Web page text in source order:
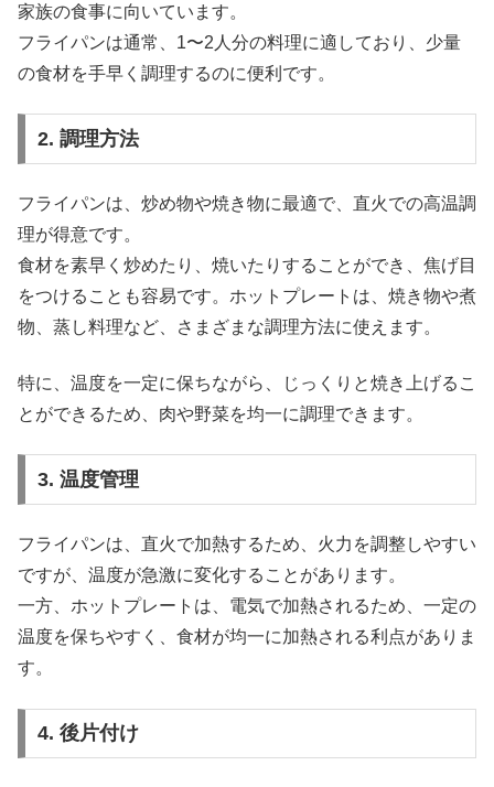
家族の食事に向いています。
フライパンは通常、1〜2人分の料理に適しており、少量
の食材を手早く調理するのに便利です。
2. 調理方法
フライパンは、炒め物や焼き物に最適で、直火での高温調
理が得意です。
食材を素早く炒めたり、焼いたりすることができ、焦げ目
をつけることも容易です。ホットプレートは、焼き物や煮
物、蒸し料理など、さまざまな調理方法に使えます。
特に、温度を一定に保ちながら、じっくりと焼き上げるこ
とができるため、肉や野菜を均一に調理できます。
3. 温度管理
フライパンは、直火で加熱するため、火力を調整しやすい
ですが、温度が急激に変化することがあります。
一方、ホットプレートは、電気で加熱されるため、一定の
温度を保ちやすく、食材が均一に加熱される利点がありま
す。
4. 後片付け